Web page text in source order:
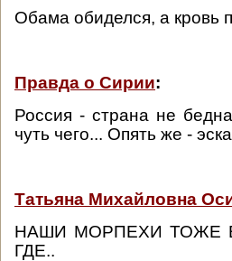
Обама обиделся, а кровь
Правда о Сирии:
Россия - страна не
чуть чего... Опять же -
Татьяна Михайловна
НАШИ МОРПЕХИ ТОЖЕ
ГДЕ..